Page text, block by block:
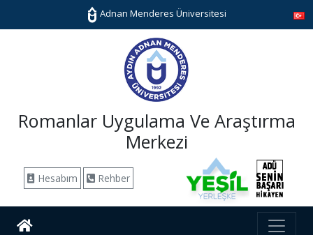
Adnan Menderes Üniversitesi
Romanlar Uygulama Ve Araştırma
Merkezi
Hesabım Rehber